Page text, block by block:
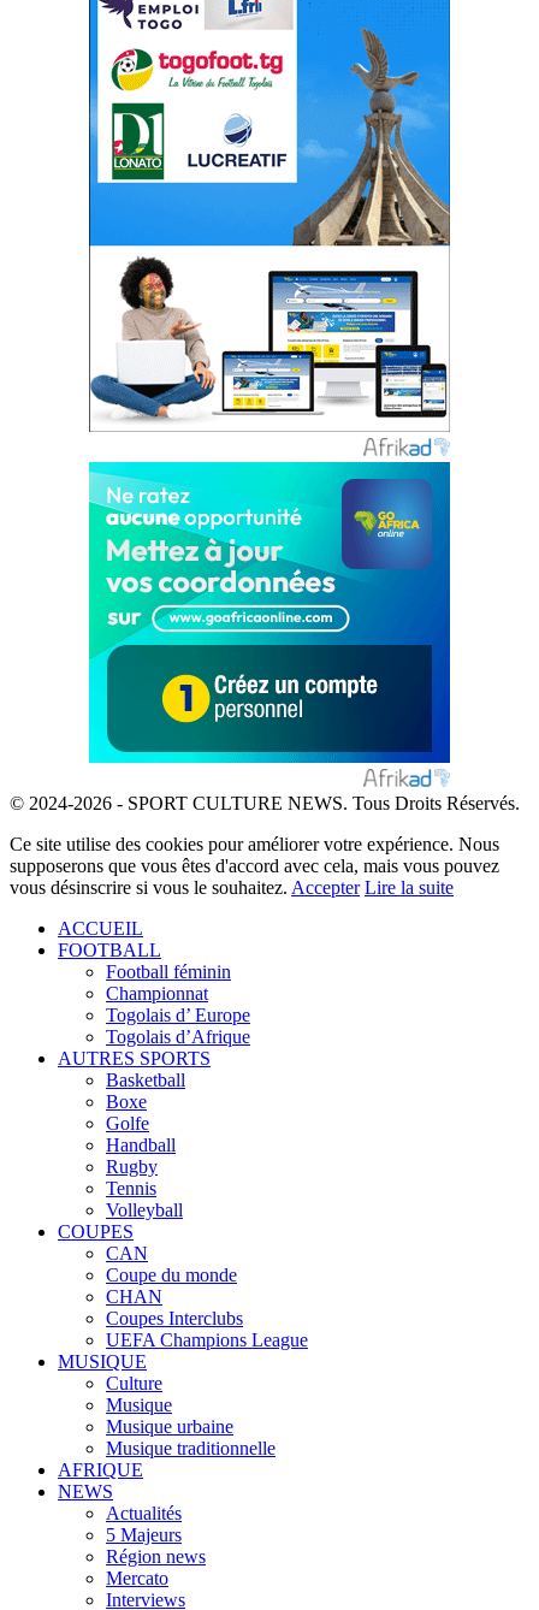
© 2024-2026 - SPORT CULTURE NEWS. Tous Droits Réservés.
Ce site utilise des cookies pour améliorer votre expérience. Nous
supposerons que vous êtes d'accord avec cela, mais vous pouvez
vous désinscrire si vous le souhaitez. Accepter Lire la suite
ACCUEIL
FOOTBALL
Football féminin
Championnat
Togolais d’ Europe
Togolais d’Afrique
AUTRES SPORTS
Basketball
Boxe
Golfe
Handball
Rugby
Tennis
Volleyball
COUPES
CAN
Coupe du monde
CHAN
Coupes Interclubs
UEFA Champions League
MUSIQUE
Culture
Musique
Musique urbaine
Musique traditionnelle
AFRIQUE
NEWS
Actualités
5 Majeurs
Région news
Mercato
Interviews